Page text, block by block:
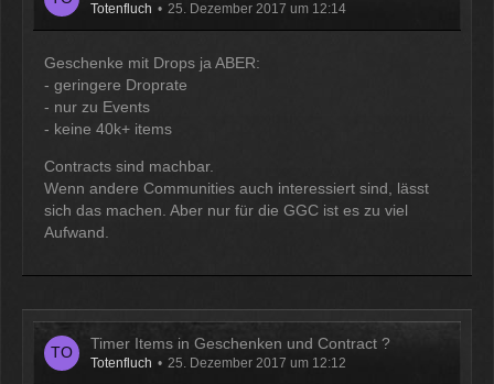
Woltlab und Plugins und Designs
auch so um locker flockig 50-60 €
ätzend, wie schnell alles
einem aus der Tasche gezogen
wird
McCracker007
Ja das ist echt wild. Vor allem
wenn man innerhalb 2 Jahre das
11:18
Totenfluch 25. Dezember 2017 um 12:14
Geschenke mit Drops ja ABER:
- geringere Droprate
- nur zu Events
- keine 40k+ items
Contracts sind machbar.
Wenn andere Communities auch interessiert sind, lässt
sich das machen. Aber nur für die GGC ist es zu viel
Aufwand.
Timer Items in Geschenken und Contract ?
Totenfluch 25. Dezember 2017 um 12:12